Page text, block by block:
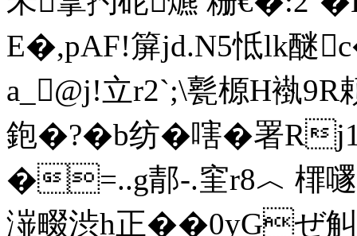
E�,pAF!箳jd.N5怟lk醚
a_@j!立r2`;\甏榞H褹9R
鉋�?�b纺�嗐�署R
�=..g郬-.窐r8︿ 檌嚺
潂畷渋h正��0yGぜ